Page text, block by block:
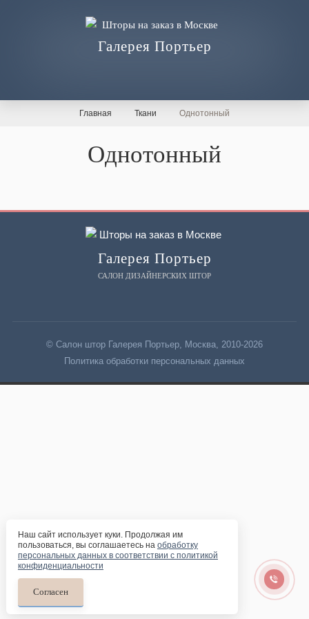
Галерея Портьер
Главная Ткани Однотонный
Однотонный
Галерея Портьер
САЛОН ДИЗАЙНЕРСКИХ ШТОР
© Салон штор Галерея Портьер, Москва, 2010-2026
Политика обработки персональных данных
Наш сайт использует куки. Продолжая им
пользоваться, вы соглашаетесь на обработку
персональных данных в соответствии с политикой
конфиденциальности
Согласен